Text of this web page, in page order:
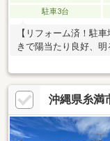
駐車3台
【リフォーム済！駐
きで陽当たり良好、明
ンクローゼットなど
近く、休日は海辺の
る落ち着いた住環境で
備、暮らしやすい間
ひご検討ください。
沖縄県糸満